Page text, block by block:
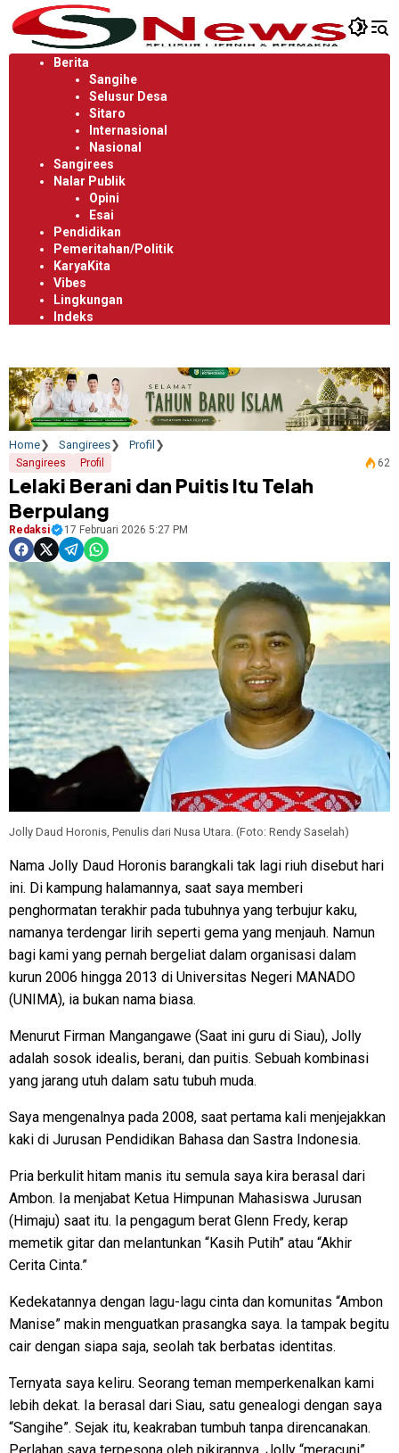
Langsung
ke
konten
Berita
Sangihe
Selusur Desa
Sitaro
Internasional
Nasional
Sangirees
Nalar Publik
Opini
Esai
Pendidikan
Pemeritahan/Politik
KaryaKita
Vibes
Lingkungan
Indeks
Home Sangirees Profil
Sangirees Profil 62
Lelaki Berani dan Puitis Itu Telah
Berpulang
Redaksi 17 Februari 2026 5:27 PM
Jolly Daud Horonis, Penulis dari Nusa Utara. (Foto: Rendy Saselah)
Nama Jolly Daud Horonis barangkali tak lagi riuh disebut hari
ini. Di kampung halamannya, saat saya memberi
penghormatan terakhir pada tubuhnya yang terbujur kaku,
namanya terdengar lirih seperti gema yang menjauh. Namun
bagi kami yang pernah bergeliat dalam organisasi dalam
kurun 2006 hingga 2013 di Universitas Negeri MANADO
(UNIMA), ia bukan nama biasa.
Menurut Firman Mangangawe (Saat ini guru di Siau), Jolly
adalah sosok idealis, berani, dan puitis. Sebuah kombinasi
yang jarang utuh dalam satu tubuh muda.
Saya mengenalnya pada 2008, saat pertama kali menjejakkan
kaki di Jurusan Pendidikan Bahasa dan Sastra Indonesia.
Pria berkulit hitam manis itu semula saya kira berasal dari
Ambon. Ia menjabat Ketua Himpunan Mahasiswa Jurusan
(Himaju) saat itu. Ia pengagum berat Glenn Fredy, kerap
memetik gitar dan melantunkan “Kasih Putih” atau “Akhir
Cerita Cinta.”
Kedekatannya dengan lagu-lagu cinta dan komunitas “Ambon
Manise” makin menguatkan prasangka saya. Ia tampak begitu
cair dengan siapa saja, seolah tak berbatas identitas.
Ternyata saya keliru. Seorang teman memperkenalkan kami
lebih dekat. Ia berasal dari Siau, satu genealogi dengan saya
“Sangihe”. Sejak itu, keakraban tumbuh tanpa direncanakan.
Perlahan saya terpesona oleh pikirannya. Jolly “meracuni”